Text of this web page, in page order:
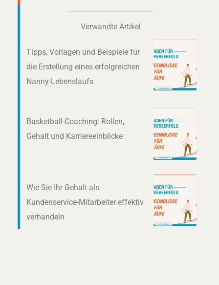
Verwandte Artikel
Tipps, Vorlagen und Beispiele für
die Erstellung eines erfolgreichen
Nanny-Lebenslaufs
Basketball-Coaching: Rollen,
Gehalt und Karriereeinblicke
Wie Sie Ihr Gehalt als
Kundenservice-Mitarbeiter effektiv
verhandeln